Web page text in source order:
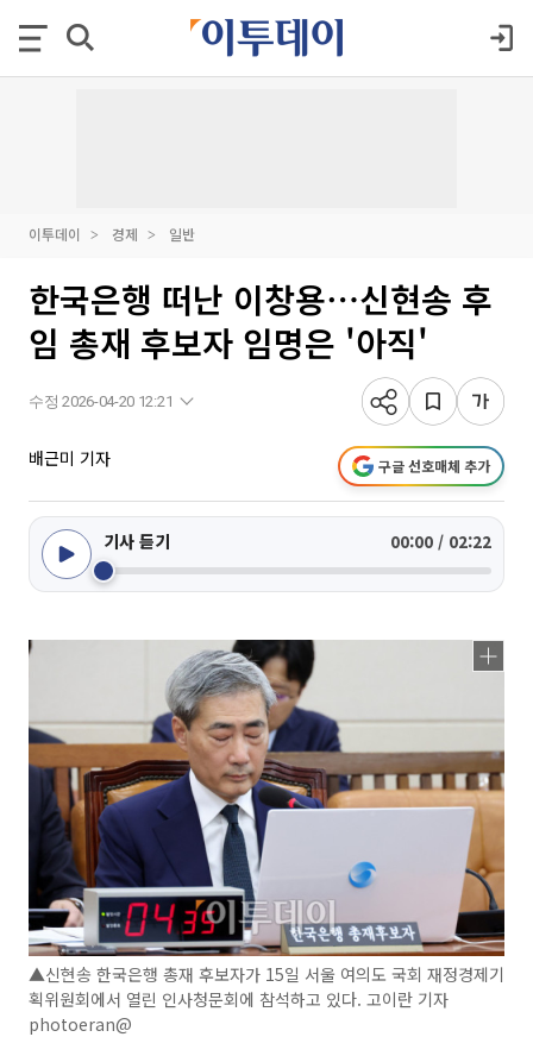
이투데이 경제 일반
한국은행 떠난 이창용⋯신현송 후
임 총재 후보자 임명은 '아직'
수정 2026-04-20 12:21
배근미 기자 구글 선호매체 추가
기사 듣기 00:00 / 02:22
▲신현송 한국은행 총재 후보자가 15일 서울 여의도 국회 재정경제기
획위원회에서 열린 인사청문회에 참석하고 있다. 고이란 기자
photoeran@